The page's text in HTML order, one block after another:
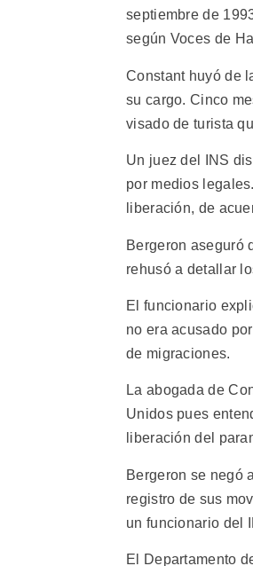
septiembre de
según Voces de
Constant huyó de
su cargo. Cinco
visado de turista
Un juez del INS
por medios
liberación, de
Bergeron aseguró
rehusó a detallar
El funcionario
no era acusado
de migraciones.
La abogada de
Unidos pues
liberación del
Bergeron se negó
registro de sus
un funcionario del
El Departamento